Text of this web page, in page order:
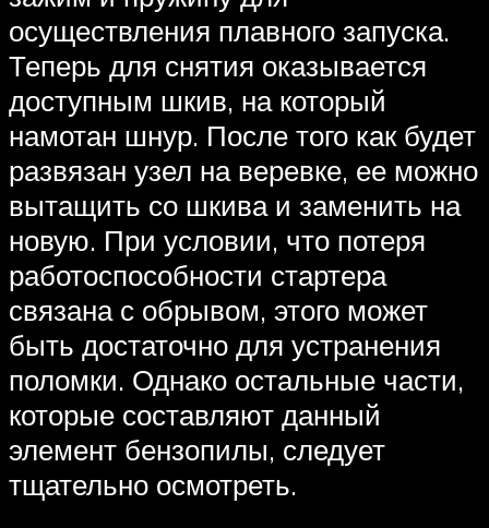
осуществления плавного запуска.
Теперь для снятия оказывается
доступным шкив, на который
намотан шнур. После того как будет
развязан узел на веревке, ее можно
вытащить со шкива и заменить на
новую. При условии, что потеря
работоспособности стартера
связана с обрывом, этого может
быть достаточно для устранения
поломки. Однако остальные части,
которые составляют данный
элемент бензопилы, следует
тщательно осмотреть.